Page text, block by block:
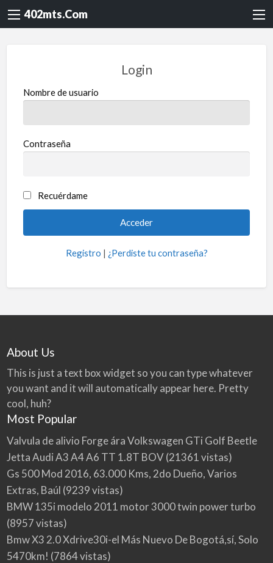
402mts.Com
Login
Nombre de usuario
Contraseña
Recuérdame
Registro | ¿Perdiste tu contraseña?
About Us
This is just a text box widget so you can type whatever
you want and it will automatically appear here. Pretty
cool, huh?
Most Popular
Valvula de alivio Forge ára Volkswagen GTi Golf Beetle
Jetta Audi A3 A4 A6 TT 1.8T BOV(21361 vistas)
Gs 500 Mod 2016, 63.000 Kms, 2do Dueño, Varios
Extras, Baúl (9239 vistas)
BMW 135i modelo 2011 motor 3000 twin power turbo
(8957 vistas)
Bmw X3 2.0 Xdrive30i-el Más Nuevo De Bogotá,sí, Solo
5470km! (7864 vistas)